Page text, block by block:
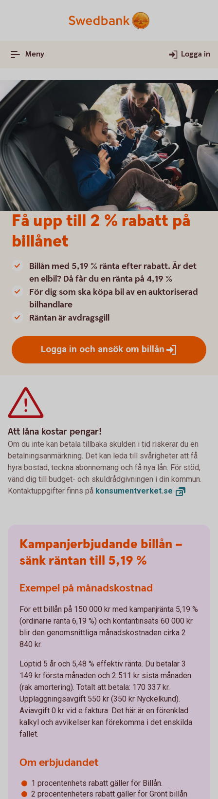
Meny Logga in
Få upp till 2 % rabatt på
billånet
Billån med 5,19 % ränta efter rabatt. Är det
en elbil? Då får du en ränta på 4,19 %
För dig som ska köpa bil av en auktoriserad
bilhandlare
Räntan är avdragsgill
Logga in och ansök om billån
Att låna kostar pengar!
Om du inte kan betala tillbaka skulden i tid riskerar du en
betalningsanmärkning. Det kan leda till svårigheter att få
hyra bostad, teckna abonnemang och få nya lån. För stöd,
vänd dig till budget- och skuldrådgivningen i din kommun.
Kontaktuppgifter finns på konsumentverket.se
Kampanjerbjudande billån –
sänk räntan till 5,19 %
Exempel på månadskostnad
För ett billån på 150 000 kr med kampanjränta 5,19 %
(ordinarie ränta 6,19 %) och kontantinsats 60 000 kr
blir den genomsnittliga månadskostnaden cirka 2
840 kr.
Löptid 5 år och 5,48 % effektiv ränta. Du betalar 3
149 kr första månaden och 2 511 kr sista månaden
(rak amortering). Totalt att betala: 170 337 kr.
Uppläggningsavgift 550 kr (350 kr Nyckelkund).
Aviavgift 0 kr vid e faktura. Det här är en förenklad
kalkyl och avvikelser kan förekomma i det enskilda
fallet.
Om erbjudandet
1 procentenhets rabatt gäller för Billån.
2 procentenheters rabatt gäller för Grönt billån